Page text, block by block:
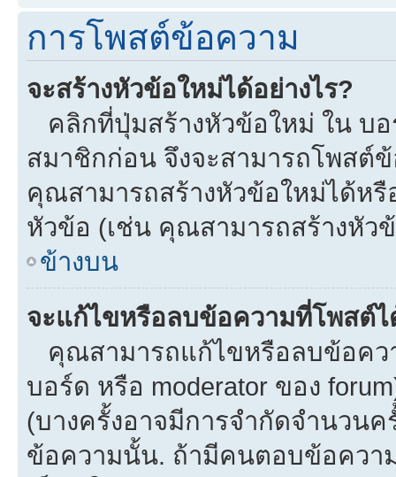
การโพสต์ข้อความ
จะสร้างหัวข้อใหม่ได้อย่างไร?
คลิกที่ปุ่มสร้างหัวข้อใหม่ ใน บ
สมาชิกก่อน จึงจะสามารถโพสต์
คุณสามารถสร้างหัวข้อใหม่ได้ห
หัวข้อ (เช่น คุณสามารถสร้างหั
ข้างบน
จะแก้ไขหรือลบข้อความที่โพสต์ไ
คุณสามารถแก้ไขหรือลบข้อคว
บอร์ด หรือ moderator ของ
(บางครั้งอาจมีการจำกัดจำนวน
ข้อความนั้น. ถ้ามีคนตอบข้อคว